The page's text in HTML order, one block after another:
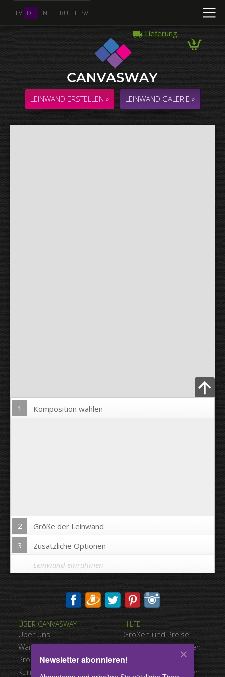
LV DE EN LT RU EE SV
Lieferung
LEINWAND ERSTELLEN » LEINWAND GALERIE »
Bild hochladen
1 Komposition wählen
2
Größe der Leinwand
3
Zusätzliche Optionen
Bild auf Leinwandkanten drucken:
Nein
Leinwand einrahmen
Mehrere Fotos
COLLAGE / KOMPOSITION aus mehreren Fotos
ÜBER CANVASWAY
Über uns
Warum Canvasway.com
Produktqualität
Kundenreferenzen
HILFE
Größen und Preise
Zahlungsmöglichkeiten
Versandart
Nutzungsbedingungen
Newsletter abonnieren!